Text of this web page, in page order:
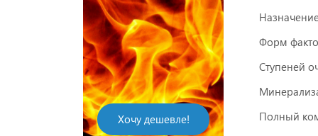
Напишите отзыв
на купленный
товар и
Хочу
Форм
Ступеней
Полный